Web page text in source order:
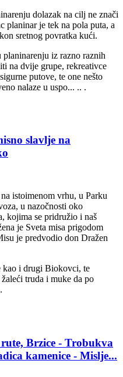
dolazak na cilj ne znači
planinar je tek na pola puta, a
sretnog povratka kući.
iz razno raznih
na dvije grupe, rekreativce
putove, te one nešto
nalaze u uspo... .. .
slavlje na
istoimenom vrhu, u Parku
u nazočnosti oko
kojima se pridružio i naš
je Sveta misa prigodom
je predvodio don Dražen
kao i drugi Biokovci, te
truda i muke da po
Brzice - Trobukva
kamenice - Mislje...